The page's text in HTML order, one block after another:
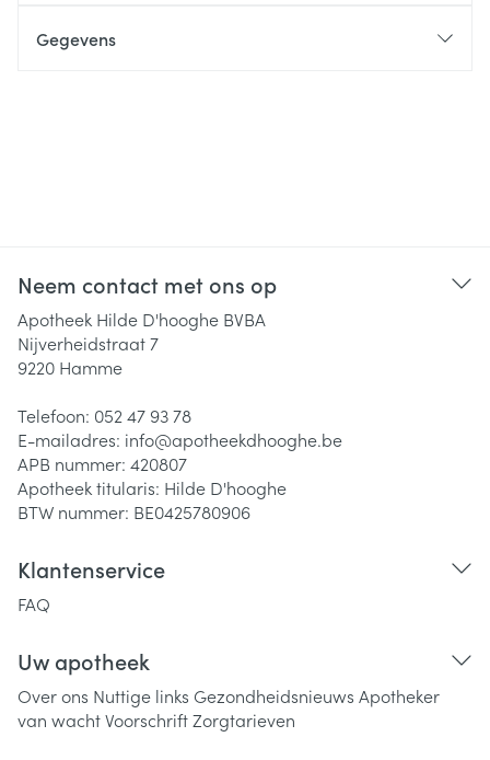
Gegevens
Neem contact met ons op
Apotheek Hilde D'hooghe BVBA
Nijverheidstraat 7
9220 Hamme
Telefoon: 052 47 93 78
E-mailadres: info@apotheekdhooghe.be
APB nummer: 420807
Apotheek titularis: Hilde D'hooghe
BTW nummer: BE0425780906
Klantenservice
FAQ
Uw apotheek
Over ons Nuttige links Gezondheidsnieuws Apotheker
van wachtVoorschriftZorgtarieven